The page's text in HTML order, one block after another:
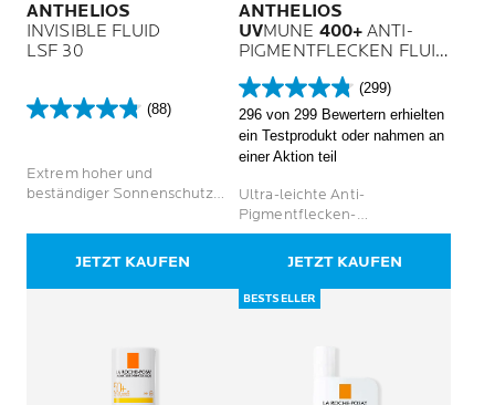
ANTHELIOS
INVISIBLE FLUID
LSF 30
(88)
4.8
Sternen.
88
Extrem hoher und
beständiger Sonnenschutz
JETZT KAUFEN
ANTHELIOS
UVMUNE 400+ ANTI-
PIGMENTFLECKEN FLUID
LSF 50+
(299)
4.8
von
5
Sternen.
Bewertungen
296 von 299 Bewertern erhielten
ein Testprodukt oder nahmen an
einer Aktion teil
Ultra-leichte Anti-
Pigmentflecken-
Sonnencreme mit Schutz vor
ultra-langen UVA-Strahlen
JETZT KAUFEN
BESTSELLER